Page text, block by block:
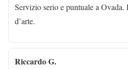
Servizio serio e puntuale a Ovada.
d’arte.
Riccardo G.